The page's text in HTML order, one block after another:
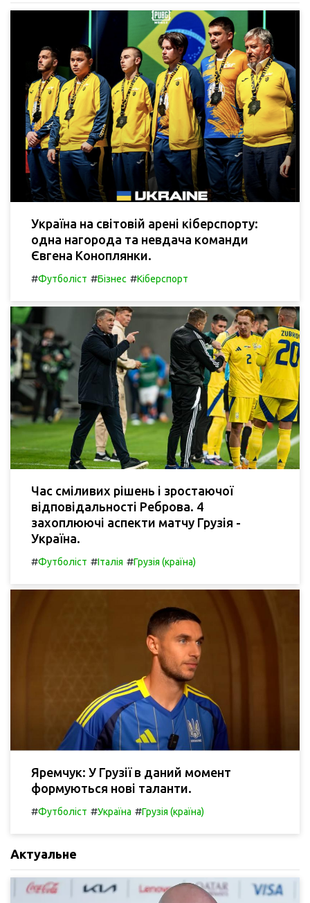
Україна на світовій арені кіберспорту:
одна нагорода та невдача команди
Євгена Коноплянки.
#Футболіст #Бізнес #Кіберспорт
Час сміливих рішень і зростаючої
відповідальності Реброва. 4
захоплюючі аспекти матчу Грузія -
Україна.
#Футболіст #Італія #Грузія (країна)
Яремчук: У Грузії в даний момент
формуються нові таланти.
#Футболіст #Україна #Грузія (країна)
Актуальне